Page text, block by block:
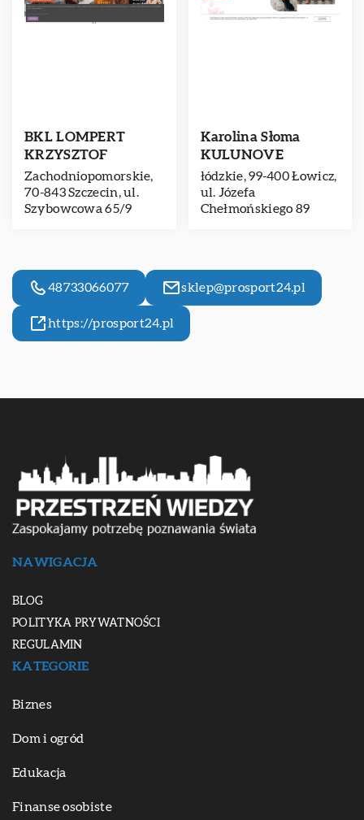
BKL LOMPERT
KRZYSZTOF
Zachodniopomorskie,
70-843 Szczecin, ul.
Szybowcowa 65/9
Karolina Słoma
KULUNOVE
łódzkie, 99-400 Łowicz,
ul. Józefa
Chełmońskiego 89
48733066077 sklep@prosport24.pl
https://prosport24.pl
NAWIGACJA
BLOG
POLITYKA PRYWATNOŚCI
REGULAMIN
KATEGORIE
Biznes
Dom i ogród
Edukacja
Finanse osobiste